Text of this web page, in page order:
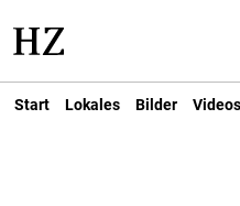
Start Lokales Bilder Videos